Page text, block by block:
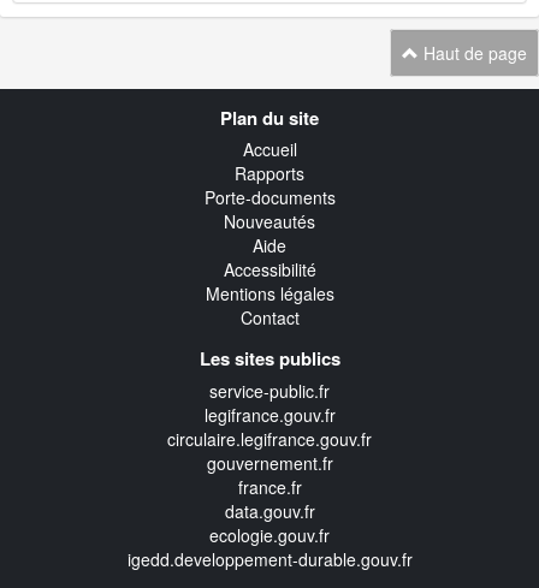
Haut de page
Plan du site
Accueil
Rapports
Porte-documents
Nouveautés
Aide
Accessibilité
Mentions légales
Contact
Les sites publics
service-public.fr
legifrance.gouv.fr
circulaire.legifrance.gouv.fr
gouvernement.fr
france.fr
data.gouv.fr
ecologie.gouv.fr
igedd.developpement-durable.gouv.fr